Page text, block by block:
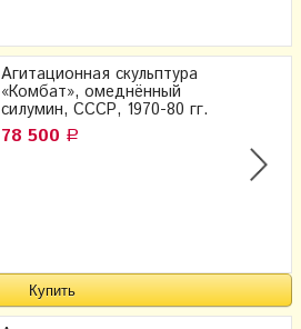
Агитационная скульптура
«Комбат», омеднённый
силумин, СССР, 1970-80 гг.
78 500 Р